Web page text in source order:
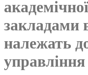
закладами
належать